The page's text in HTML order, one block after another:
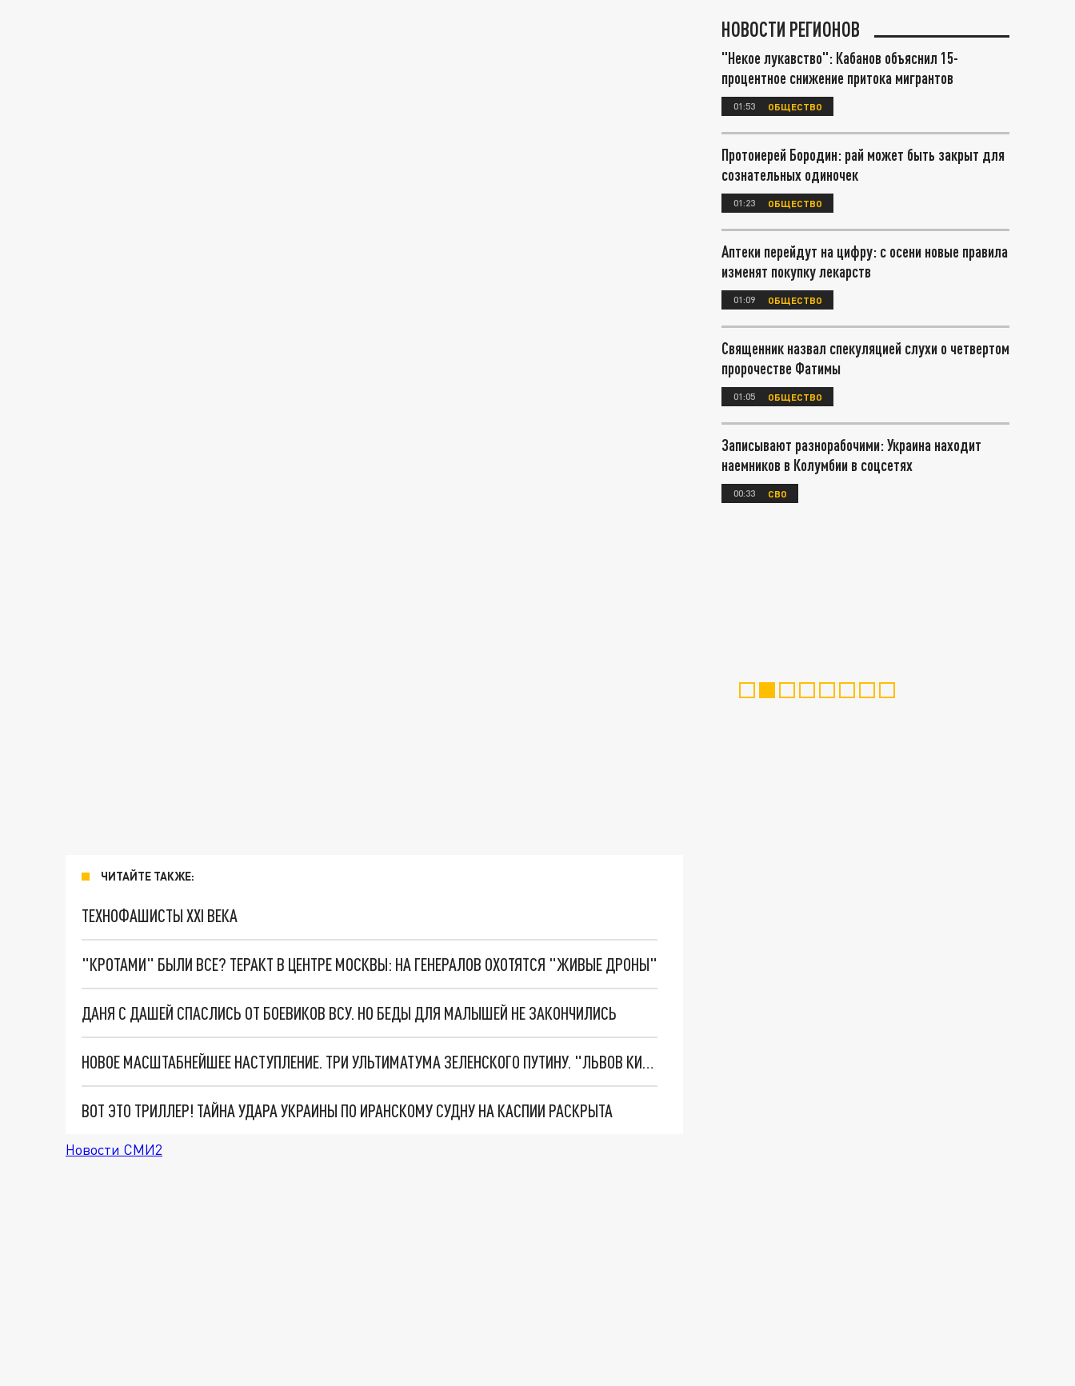
ЧИТАЙТЕ ТАКЖЕ:
ТЕХНОФАШИСТЫ XXI ВЕКА
"КРОТАМИ" БЫЛИ ВСЕ? ТЕРАКТ В ЦЕНТРЕ МОСКВЫ: НА ГЕНЕРАЛОВ ОХОТЯТСЯ "ЖИВЫЕ ДРОНЫ"
ДАНЯ С ДАШЕЙ СПАСЛИСЬ ОТ БОЕВИКОВ ВСУ. НО БЕДЫ ДЛЯ МАЛЫШЕЙ НЕ ЗАКОНЧИЛИСЬ
НОВОЕ МАСШТАБНЕЙШЕЕ НАСТУПЛЕНИЕ. ТРИ УЛЬТИМАТУМА ЗЕЛЕНСКОГО ПУТИНУ. "ЛЬВОВ КИМА" ПОСТАВЯТ НА ПВО? ГЛОБАЛЬНЫЙ ПРОРЫВ ПОД ЗАПОРОЖЬЕМ
ВОТ ЭТО ТРИЛЛЕР! ТАЙНА УДАРА УКРАИНЫ ПО ИРАНСКОМУ СУДНУ НА КАСПИИ РАСКРЫТА
Новости СМИ2
НОВОСТИ РЕГИОНОВ
"Некое лукавство": Кабанов объяснил 15-
процентное снижение притока мигрантов
01:53 ОБЩЕСТВО
Протоиерей Бородин: рай может быть закрыт для
сознательных одиночек
01:23 ОБЩЕСТВО
Аптеки перейдут на цифру: с осени новые правила
изменят покупку лекарств
01:09 ОБЩЕСТВО
Священник назвал спекуляцией слухи о четвертом
пророчестве Фатимы
01:05 ОБЩЕСТВО
Записывают разнорабочими: Украина находит
наемников в Колумбии в соцсетях
00:33 СВО